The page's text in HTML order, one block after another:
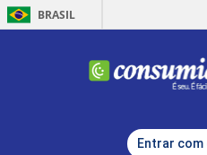
BRASIL
Entrar com